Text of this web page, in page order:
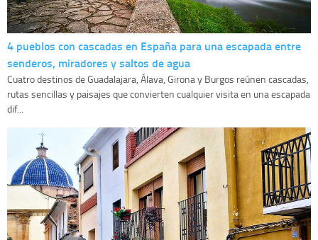
4 pueblos con cascadas en España para una escapada entre
senderos, miradores y saltos de agua
Cuatro destinos de Guadalajara, Álava, Girona y Burgos reúnen cascadas,
rutas sencillas y paisajes que convierten cualquier visita en una escapada
dif...